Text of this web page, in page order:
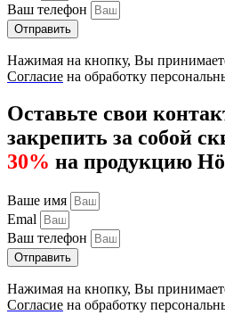
Ваш телефон
Отправить
Нажимая на кнопку, Вы
Согласие на обработку
Оставьте свои
закрепить за собой
30% на продукцию
Ваше имя
Emal
Ваш телефон
Отправить
Нажимая на кнопку, Вы
Согласие на обработку